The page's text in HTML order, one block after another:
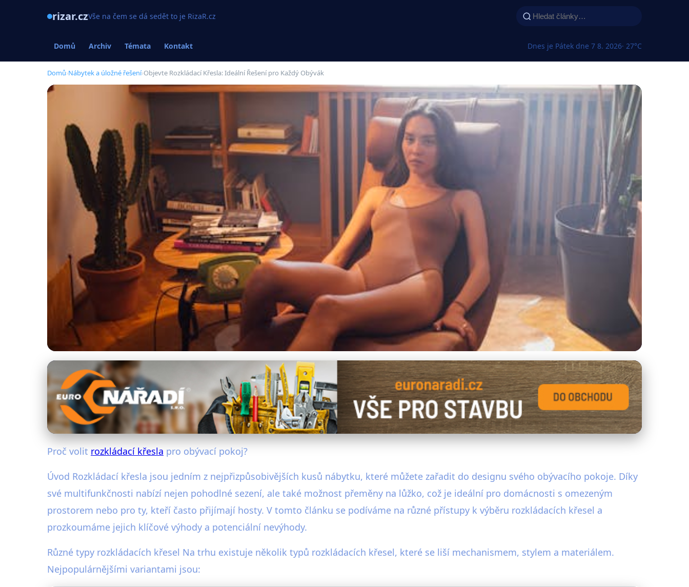
rizar.czVše na čem se dá sedět to je RizaR.cz
Domů Archiv Témata Kontakt Dnes je Pátek dne 7 8. 2026· 27°C
Domů›Nábytek a úložné řešení›Objevte Rozkládací Křesla: Ideální Řešení pro Každý Obývák
Nábytek a úložné řešení
Objevte Rozkládací Křesla: Ideální Řešení pro Každý Obývák
28. 10. 2025· 4 min čtení · Autor: Michaela Urbanová
Proč volit rozkládací křesla pro obývací pokoj?
Úvod Rozkládací křesla jsou jedním z nejpřizpůsobivějších kusů nábytku, které můžete zařadit do designu svého obývacího pokoje. Díky
své multifunkčnosti nabízí nejen pohodlné sezení, ale také možnost přeměny na lůžko, což je ideální pro domácnosti s omezeným
prostorem nebo pro ty, kteří často přijímají hosty. V tomto článku se podíváme na různé přístupy k výběru rozkládacích křesel a
prozkoumáme jejich klíčové výhody a potenciální nevýhody.
Různé typy rozkládacích křesel Na trhu existuje několik typů rozkládacích křesel, které se liší mechanismem, stylem a materiálem.
Nejpopulárnějšími variantami jsou: